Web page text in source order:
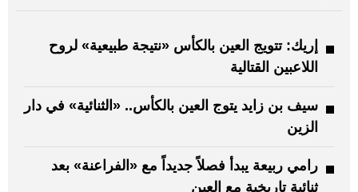
إريك: تتويج العين بالكأس «نتيجة طبيعية» لروح
اللاعبين القتالية
سيف بن زايد يتوج العين بالكأس.. «الثنائية» في دار
الزين
رامي ربيعة يبدأ فصلاً جديداً مع «الفراعنة» بعد
ثنائية تاريخية مع العين